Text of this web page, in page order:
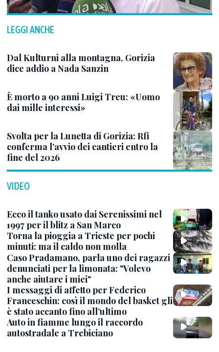
LEGGI ANCHE
Dal Kulturni alla montagna, Gorizia
dice addio a Nada Sanzin
È morto a 90 anni Luigi Treu: «Uomo
dai mille interessi»
Svolta per la Lunetta di Gorizia: Rfi
conferma l’avvio dei cantieri entro la
fine del 2026
VIDEO
Ecco il tanko usato dai Serenissimi nel
1997 per il blitz a San Marco
Torna la pioggia a Trieste per pochi
minuti: ma il caldo non molla
Caso Pradamano, parla uno dei ragazzi
denunciati per la limonata: "Volevo
anche aiutare i miei"
I messaggi di affetto per Federico
Franceschin: così il mondo del basket gli
è stato accanto fino all’ultimo
Auto in fiamme lungo il raccordo
autostradale a Trebiciano